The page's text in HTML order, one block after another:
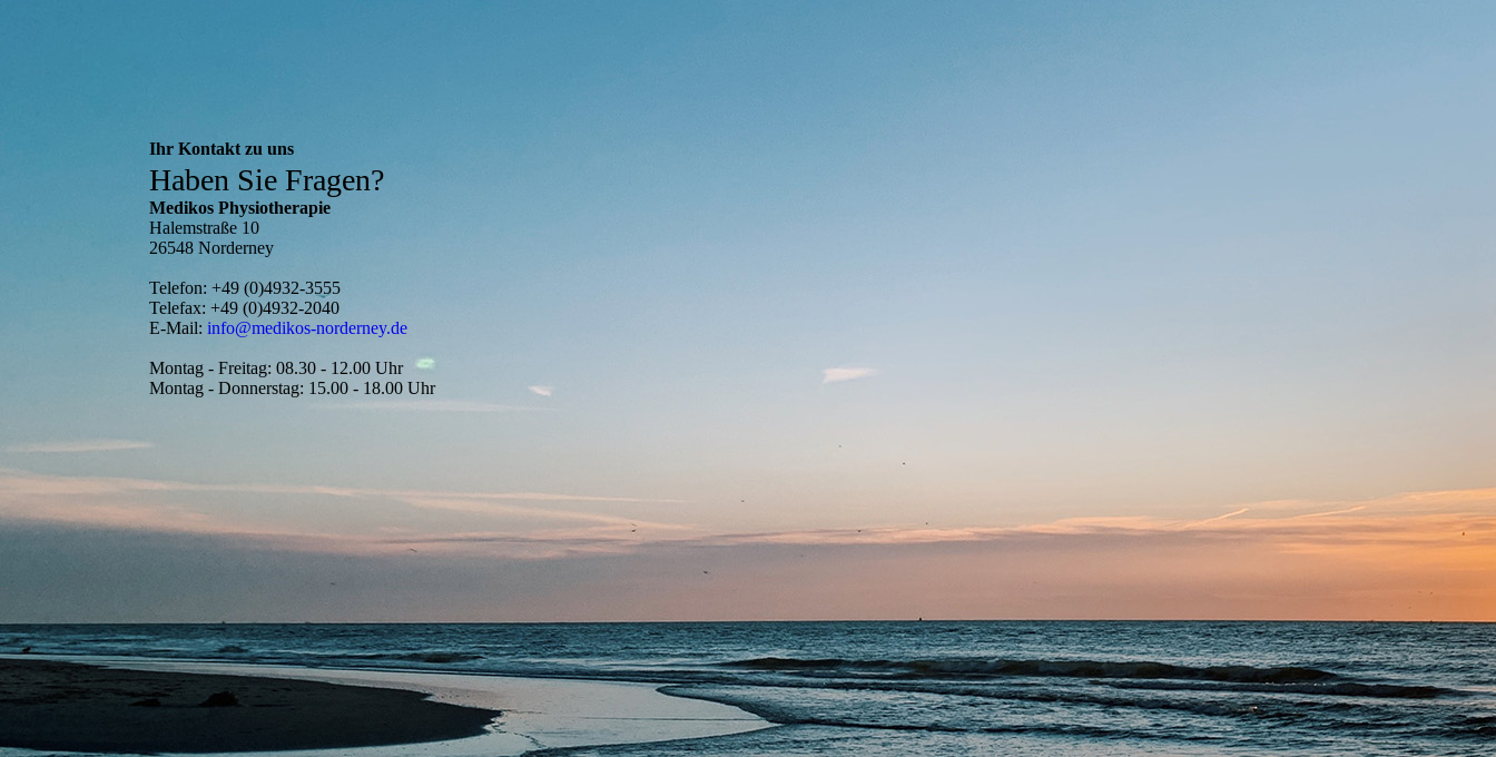
Ihr Kontakt zu uns
Haben Sie Fragen?
Medikos Physiotherapie
Halemstraße 10
26548 Norderney
Telefon: +49 (0)4932-3555
Telefax: +49 (0)4932-2040
E-Mail: info@medikos-norderney.de
Montag - Freitag:08.30 - 12.00 Uhr
Montag - Donnerstag: 15.00 - 18.00 Uhr
.